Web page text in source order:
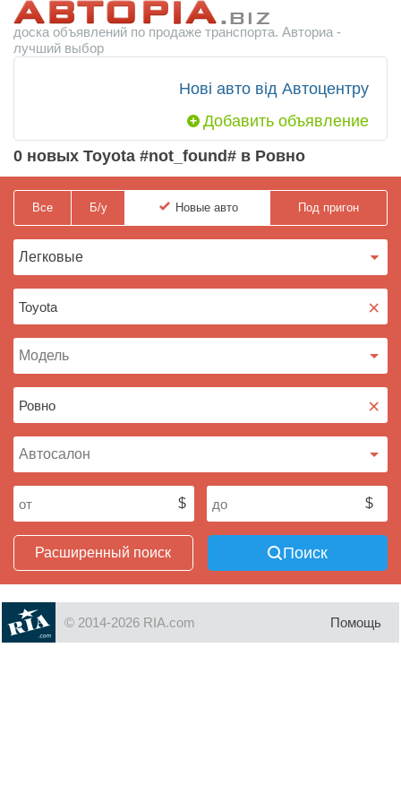
доска объявлений по продаже транспорта. Авториа -
лучший выбор
Нові авто від Автоцентру
Добавить объявление
0 новых Toyota #not_found# в Ровно
Все Б/у Новые авто Под пригон
×
×
Расширенный поиск Поиск
© 2014-2026 RIA.com Помощь